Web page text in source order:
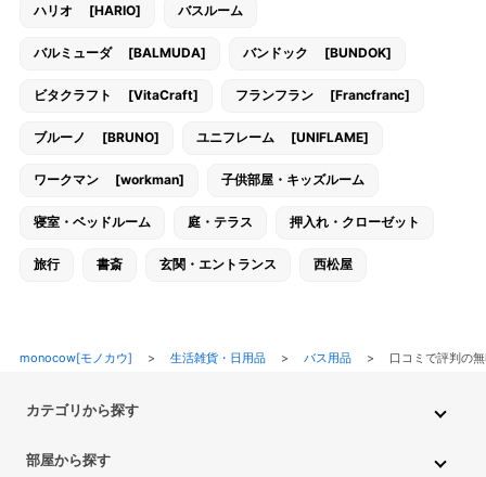
ハリオ [HARIO] バスルーム
バルミューダ [BALMUDA] バンドック [BUNDOK]
ビタクラフト [VitaCraft] フランフラン [Francfranc]
ブルーノ [BRUNO] ユニフレーム [UNIFLAME]
ワークマン [workman] 子供部屋・キッズルーム
寝室・ベッドルーム 庭・テラス 押入れ・クローゼット
旅行 書斎 玄関・エントランス 西松屋
monocow[モノカウ] > 生活雑貨・日用品> バス用品> 口コミで評判の
カテゴリから探す
部屋から探す